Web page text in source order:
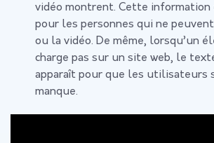
vidéo montrent. Cette
pour les personnes qui ne peuvent
ou la vidéo. De même, lorsqu’un
charge pas sur un site web, le
apparaît pour que les utilisateurs
manque.